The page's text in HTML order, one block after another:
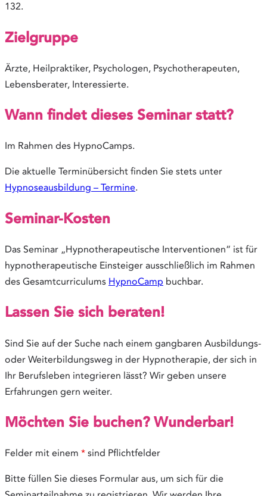
132.
Zielgruppe
Ärzte, Heilpraktiker, Psychologen, Psychotherapeuten,
Lebensberater, Interessierte.
Wann findet dieses Seminar statt?
Im Rahmen des HypnoCamps.
Die aktuelle Terminübersicht finden Sie stets unter
Hypnoseausbildung – Termine.
Seminar-Kosten
Das Seminar „Hypnotherapeutische Interventionen“ ist für
hypnotherapeutische Einsteiger ausschließlich im Rahmen
des Gesamtcurriculums HypnoCamp buchbar.
Lassen Sie sich beraten!
Sind Sie auf der Suche nach einem gangbaren Ausbildungs-
oder Weiterbildungsweg in der Hypnotherapie, der sich in
Ihr Berufsleben integrieren lässt? Wir geben unsere
Erfahrungen gern weiter.
Möchten Sie buchen? Wunderbar!
Felder mit einem * sind Pflichtfelder
Bitte füllen Sie dieses Formular aus, um sich für die